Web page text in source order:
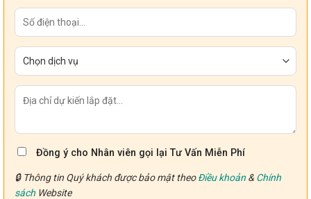
Đồng ý cho Nhân viên gọi lại Tư Vấn Miễn Phí
🔒 Thông tin Quý khách được bảo mật theoĐiều khoản & Chính
sách Website